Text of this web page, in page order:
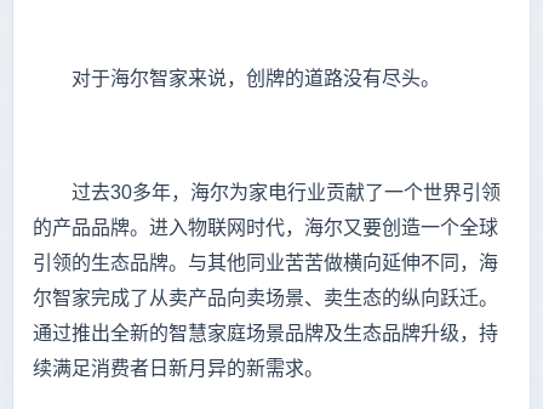
对于海尔智家来说，创牌的道路没有尽头。
过去30多年，海尔为家电行业贡献了一个世界引领
的产品品牌。进入物联网时代，海尔又要创造一个全球
引领的生态品牌。与其他同业苦苦做横向延伸不同，海
尔智家完成了从卖产品向卖场景、卖生态的纵向跃迁。
通过推出全新的智慧家庭场景品牌及生态品牌升级，持
续满足消费者日新月异的新需求。